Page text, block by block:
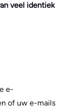
veel identiek
e-
of uw e-mails